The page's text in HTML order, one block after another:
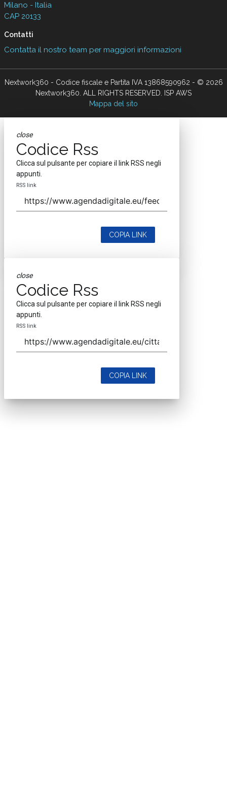
Milano - Italia
CAP 20133
Contatti
Contatta il nostro team per maggiori informazioni
Nextwork360 - Codice fiscale e Partita IVA 13868590962 - © 2026
Nextwork360. ALL RIGHTS RESERVED. ISP AWS
Mappa del sito
close
Codice Rss
Clicca sul pulsante per copiare il link RSS negli
appunti.
RSS link
COPIA LINK
close
Codice Rss
Clicca sul pulsante per copiare il link RSS negli
appunti.
RSS link
COPIA LINK